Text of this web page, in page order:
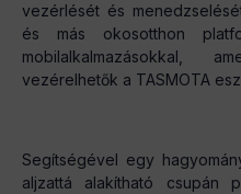
vezérlését és
és más okosotthon
mobilalkalmazásokkal,
vezérelhetők a TASMOTA
Segítségével egy
aljzattá alakítható csupán